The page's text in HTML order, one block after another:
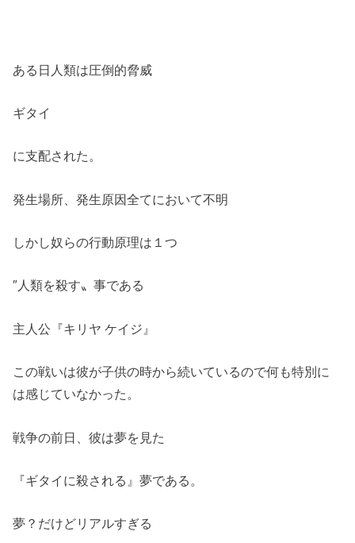
ある日人類は圧倒的脅威
ギタイ
に支配された。
発生場所、発生原因全てにおいて不明
しかし奴らの行動原理は１つ
″人類を殺す〟事である
主人公『キリヤ ケイジ』
この戦いは彼が子供の時から続いているので何も特別に
は感じていなかった。
戦争の前日、彼は夢を見た
『ギタイに殺される』夢である。
夢？だけどリアルすぎる